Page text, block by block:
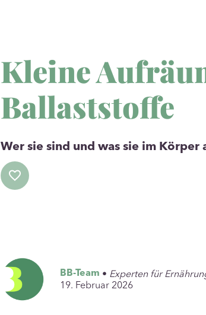
Kleine
Ballaststoffe
Wer sie sind und was sie im Körper
BB-Team • Experten für
19. Februar 2026